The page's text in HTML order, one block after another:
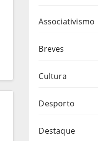
Associativismo
Breves
Cultura
Desporto
Destaque